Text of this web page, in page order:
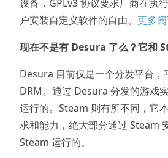
设备，GPLv3 协议要求厂商在执
户安装自定义软件的自由。 更多
现在不是有 Desura 了么？它和
Desura 目前仅是一个分发平台，
DRM。通过 Desura 分发的游戏
运行的。Steam 则有所不同，它
求和能力，绝大部分通过 Steam
Steam 运行的。